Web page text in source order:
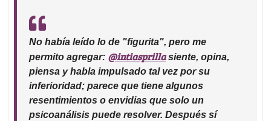
No había leído lo de "figurita", pero me
permito agregar: @intiasprillasiente, opina,
piensa y habla impulsado tal vez por su
inferioridad; parece que tiene algunos
resentimientos o envidias que solo un
psicoanálisis puede resolver. Después sí